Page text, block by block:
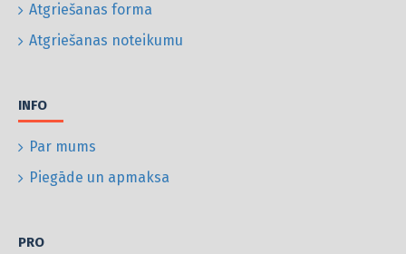
Atgriešanas forma
Atgriešanas noteikumu
INFO
Par mums
Piegāde un apmaksa
PRO